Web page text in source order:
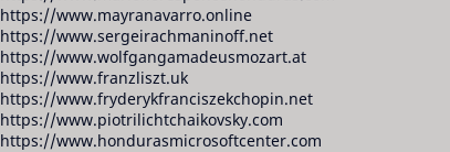
https://www.mayranavarro.online
https://www.sergeirachmaninoff.net
https://www.wolfgangamadeusmozart.at
https://www.franzliszt.uk
https://www.fryderykfranciszekchopin.net
https://www.piotrilichtchaikovsky.com
https://www.hondurasmicrosoftcenter.com